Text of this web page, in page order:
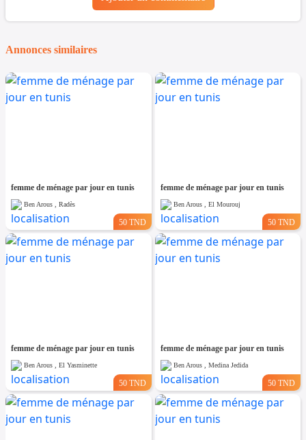
Annonces similaires
femme de ménage par jour en tunis
Ben Arous , Radès
50 TND
femme de ménage par jour en tunis
Ben Arous , El Mourouj
50 TND
femme de ménage par jour en tunis
Ben Arous , El Yasminette
50 TND
femme de ménage par jour en tunis
Ben Arous , Medina Jedida
50 TND